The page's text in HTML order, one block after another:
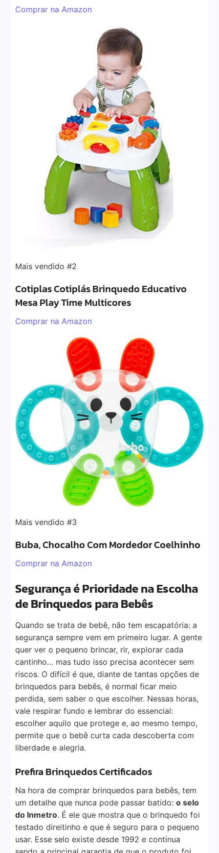
Comprar na Amazon
Mais vendido #2
Cotiplas Cotiplás Brinquedo Educativo
Mesa Play Time Multicores
Comprar na Amazon
Mais vendido #3
Buba, Chocalho Com Mordedor Coelhinho
Comprar na Amazon
Segurança é Prioridade na Escolha
de Brinquedos para Bebês
Quando se trata de bebê, não tem escapatória: a
segurança sempre vem em primeiro lugar. A gente
quer ver o pequeno brincar, rir, explorar cada
cantinho… mas tudo isso precisa acontecer sem
riscos. O difícil é que, diante de tantas opções de
brinquedos para bebês, é normal ficar meio
perdida, sem saber o que escolher. Nessas horas,
vale respirar fundo e lembrar do essencial:
escolher aquilo que protege e, ao mesmo tempo,
permite que o bebê curta cada descoberta com
liberdade e alegria.
Prefira Brinquedos Certificados
Na hora de comprar brinquedos para bebês, tem
um detalhe que nunca pode passar batido: o selo
do Inmetro. É ele que mostra que o brinquedo foi
testado direitinho e que é seguro para o pequeno
usar. Esse selo existe desde 1992 e continua